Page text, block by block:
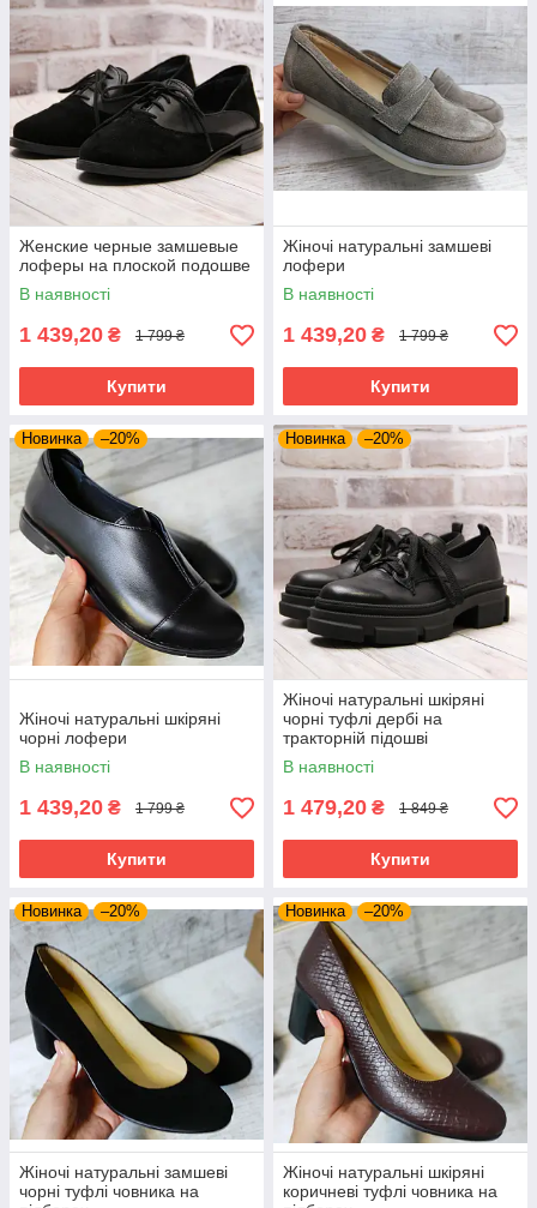
Женские черные замшевые
лоферы на плоской подошве
В наявності
1 439,20 ₴ 1 799 ₴
Купити
Жіночі натуральні замшеві
лофери
В наявності
1 439,20 ₴ 1 799 ₴
Купити
Новинка –20%
Жіночі натуральні шкіряні
чорні лофери
В наявності
1 439,20 ₴ 1 799 ₴
Купити
Новинка –20%
Жіночі натуральні шкіряні
чорні туфлі дербі на
тракторній підошві
В наявності
1 479,20 ₴ 1 849 ₴
Купити
Новинка –20%
Жіночі натуральні замшеві
чорні туфлі човника на
Новинка –20%
Жіночі натуральні шкіряні
коричневі туфлі човника на